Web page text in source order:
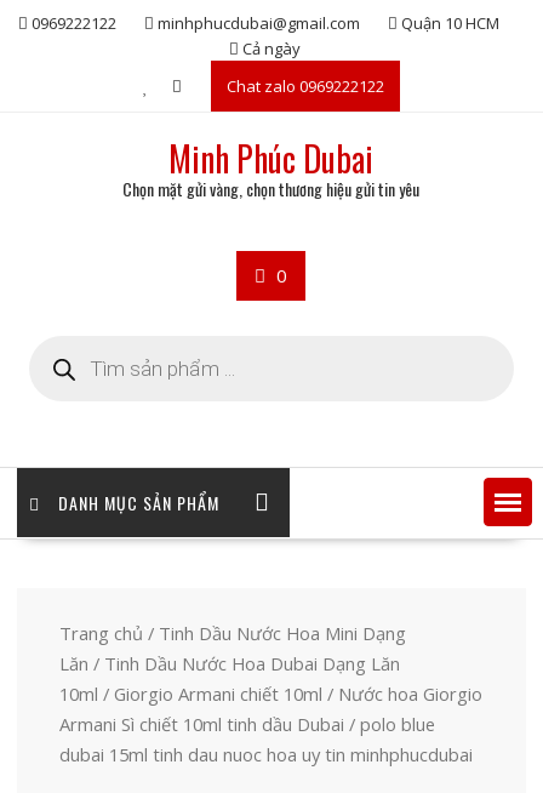
Skip0969222122 minhphucdubai@gmail.com
Quận 10 HCM
Cả ngày
Chat zalo 0969222122
Minh Phúc Dubai
Chọn mặt gửi vàng, chọn thương hiệu gửi tin yêu
0
kiếm
sản
DANH MỤC SẢN PHẨM
Trang chủ / Tinh Dầu Nước Hoa Mini Dạng
Lăn / Tinh Dầu Nước Hoa Dubai Dạng Lăn
10ml / Giorgio Armani chiết 10ml / Nước hoa Giorgio
Armani Sì chiết 10ml tinh dầu Dubai / polo blue
dubai 15ml tinh dau nuoc hoa uy tin minhphucdubai